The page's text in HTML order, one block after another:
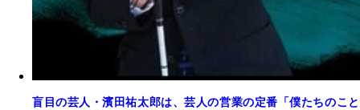
盲目の芸人・濱田祐太郎は、芸人の営業の定番「僕たちのこと